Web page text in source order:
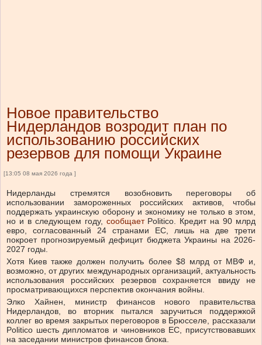
Новое правительство
Нидерландов возродит план по
использованию российских
резервов для помощи Украине
[13:05 08 мая 2026 года ]
Нидерланды стремятся возобновить переговоры об
использовании замороженных российских активов, чтобы
поддержать украинскую оборону и экономику не только в этом,
но и в следующем году, сообщаетPolitico. Кредит на 90 млрд
евро, согласованный 24 странами ЕС, лишь на две трети
покроет прогнозируемый дефицит бюджета Украины на 2026-
2027 годы.
Хотя Киев также должен получить более $8 млрд от МВФ и,
возможно, от других международных организаций, актуальность
использования российских резервов сохраняется ввиду не
просматривающихся перспектив окончания войны.
Элко Хайнен, министр финансов нового правительства
Нидерландов, во вторник пытался заручиться поддержкой
коллег во время закрытых переговоров в Брюсселе, рассказали
Politico шесть дипломатов и чиновников ЕС, присутствовавших
на заседании министров финансов блока.